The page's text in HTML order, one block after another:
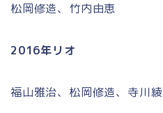
松岡修造、竹内由恵
2016年リオ
福山雅治、松岡修造、寺川綾